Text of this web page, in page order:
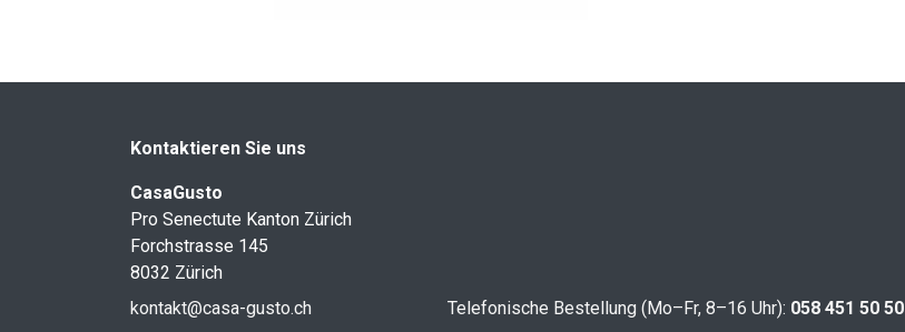
Kontaktieren Sie uns
CasaGusto
Pro Senectute Kanton Zürich
Forchstrasse 145
8032 Zürich
kontakt@casa-gusto.ch
Telefonische Bestellung (Mo–Fr, 8–16 Uhr): 058 451 50 50